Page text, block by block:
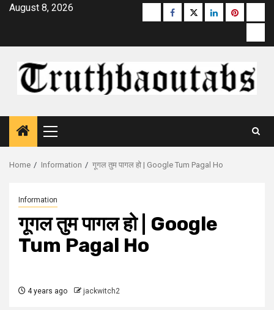
SkipAugust 8, 2026 Buzzfeed
Facebook
Twitterlinkedinpinterest
Primary
Menu
Home Information गूगल तुम पागल हो | Google Tum Pagal Ho
Information
गूगल तुम पागल हो | Google
Tum Pagal Ho
4 years ago jackwitch2